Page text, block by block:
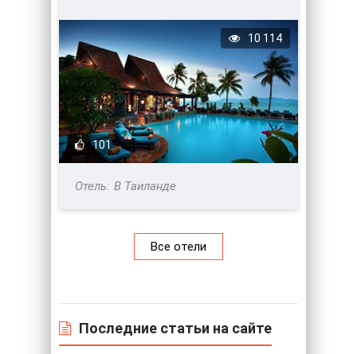
101
10 114
В Таиланде
Все отели
Последние статьи на сайте